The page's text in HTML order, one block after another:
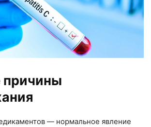
— нормальное явление